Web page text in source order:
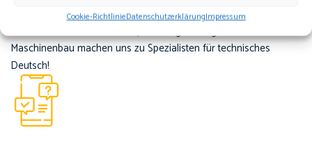
Cookie-RichtlinieDatenschutzerklärungImpressum
Viele Jahre Führungs- und Fachkräftetraining in vielen
Maschinenbau machen uns zu Spezialisten für technisches
Deutsch!